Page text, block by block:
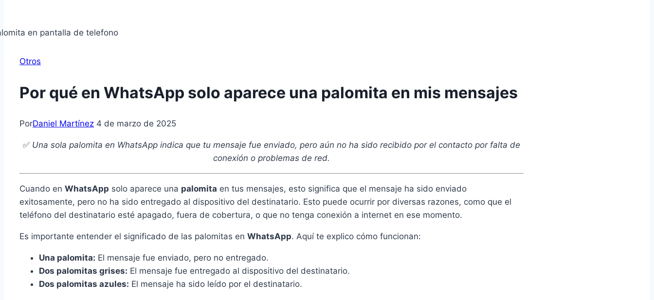
Otros
Por qué en WhatsApp solo aparece una palomita en mis mensajes
PorDaniel Martínez 4 de marzo de 2025
✅ Una sola palomita en WhatsApp indica que tu mensaje fue enviado, pero aún no ha sido recibido por el contacto por falta de
conexión o problemas de red.
Cuando en WhatsApp solo aparece una palomita en tus mensajes, esto significa que el mensaje ha sido enviado
exitosamente, pero no ha sido entregado al dispositivo del destinatario. Esto puede ocurrir por diversas razones, como que el
teléfono del destinatario esté apagado, fuera de cobertura, o que no tenga conexión a internet en ese momento.
Es importante entender el significado de las palomitas en WhatsApp. Aquí te explico cómo funcionan:
Una palomita: El mensaje fue enviado, pero no entregado.
Dos palomitas grises: El mensaje fue entregado al dispositivo del destinatario.
Dos palomitas azules: El mensaje ha sido leído por el destinatario.